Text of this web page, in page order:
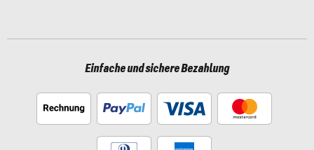
Einfache und sichere Bezahlung